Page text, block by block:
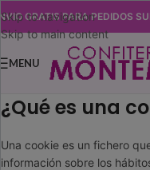
Skip to navigation
Skip to main content
GRATIS PARA PEDIDOS
MENU
¿Qué es una
Una cookie es un fichero
información sobre los